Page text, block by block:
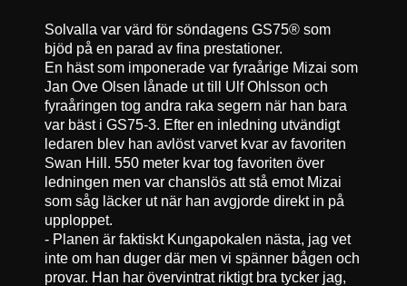
Solvalla var värd för söndagens GS75® som
bjöd på en parad av fina prestationer.
En häst som imponerade var fyraårige Mizai som
Jan Ove Olsen lånade ut till Ulf Ohlsson och
fyraåringen tog andra raka segern när han bara
var bäst i GS75-3. Efter en inledning utvändigt
ledaren blev han avlöst varvet kvar av favoriten
Swan Hill. 550 meter kvar tog favoriten över
ledningen men var chanslös att stå emot Mizai
som såg läcker ut när han avgjorde direkt in på
upploppet.
- Planen är faktiskt Kungapokalen nästa, jag vet
inte om han duger där men vi spänner bågen och
provar. Han har övervintrat riktigt bra tycker jag,